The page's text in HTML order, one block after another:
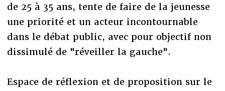
de 25 à 35 ans, tente de faire de la jeunesse
une priorité et un acteur incontournable
dans le débat public, avec pour objectif non
dissimulé de "réveiller la gauche".
Espace de réflexion et de proposition sur le